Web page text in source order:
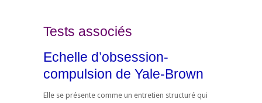
Tests associés
Echelle d’obsession-
compulsion de Yale-Brown
Elle se présente comme un entretien structuré qui